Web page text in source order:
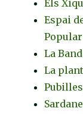
Els
Espai
Popular
La
La